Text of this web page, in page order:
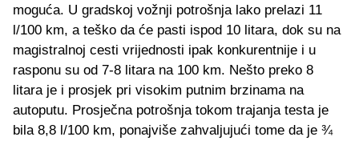
moguća. U gradskoj vožnji potrošnja lako prelazi 11
l/100 km, a teško da će pasti ispod 10 litara, dok su na
magistralnoj cesti vrijednosti ipak konkurentnije i u
rasponu su od 7-8 litara na 100 km. Nešto preko 8
litara je i prosjek pri visokim putnim brzinama na
autoputu. Prosječna potrošnja tokom trajanja testa je
bila 8,8 l/100 km, ponajviše zahvaljujući tome da je ¾